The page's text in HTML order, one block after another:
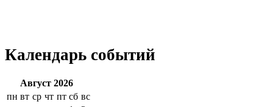
Календарь событий
Август 2026
пн вт ср чт пт сб вс